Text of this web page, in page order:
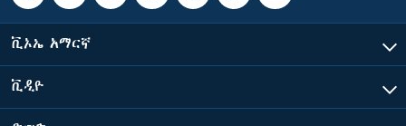
ቪኦኤ አማርኛ
ቪዲዮ